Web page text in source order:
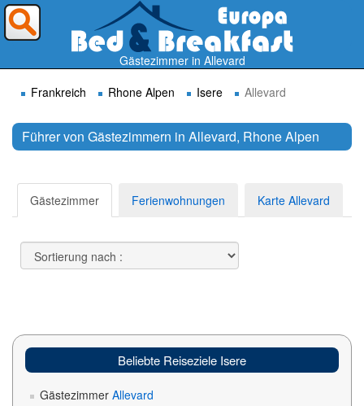
Gästezimmer in Allevard
Frankreich
Rhone Alpen Isere Allevard
Führer von Gästezimmern in Allevard, Rhone Alpen
Gästezimmer Ferienwohnungen Karte Allevard
Beliebte Reiseziele Isere
Gästezimmer Allevard
Wohin möchten Sie reisen ?
Suchen